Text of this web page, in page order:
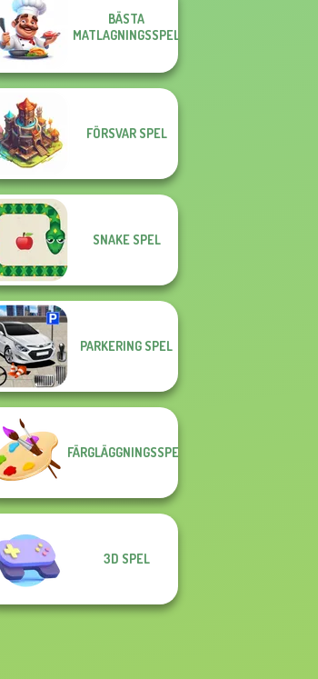
BÄSTA
MATLAGNINGSSPEL
FÖRSVAR SPEL
SNAKE SPEL
PARKERING SPEL
FÄRGLÄGGNINGSSPEL
3D SPEL